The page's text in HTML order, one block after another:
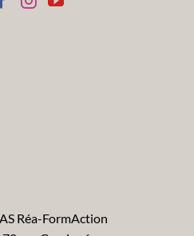
Réa-FormAction